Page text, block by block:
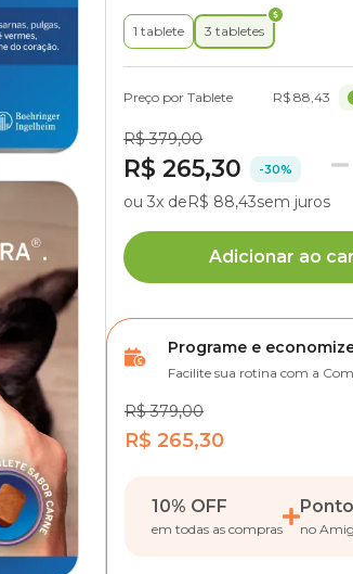
1 tablete 3 tabletes
Preço por Tablete R$ 88,43
R$ 379,00
R$ 265,30 -30%
ou 3x deR$ 88,43sem juros
Adicionar ao
Programe e
Facilite sua rotina com a
R$ 379,00
R$ 265,30
10% OFF
em todas as compras no